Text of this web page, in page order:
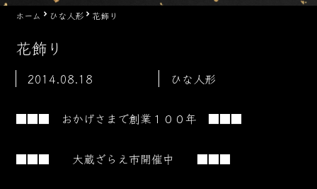
ホーム ひな人形 花飾り
花飾り
2014.08.18 ひな人形
■■■ おかげさまで創業１００年 ■■■
■■■ 大蔵ざらえ市開催中 ■■■